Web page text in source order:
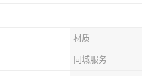
材质
同城服务